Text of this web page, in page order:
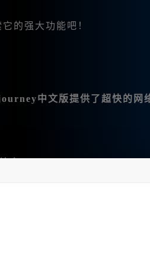
的强大功能吧！
中文版提供了超快的网
率。
例如微调、变幻、平移、